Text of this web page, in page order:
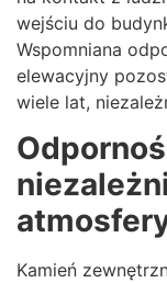
wejściu do
Wspomniana
elewacyjny
wiele lat,
Kamień